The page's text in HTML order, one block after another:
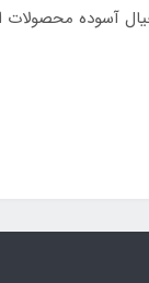
آسوده محصولات